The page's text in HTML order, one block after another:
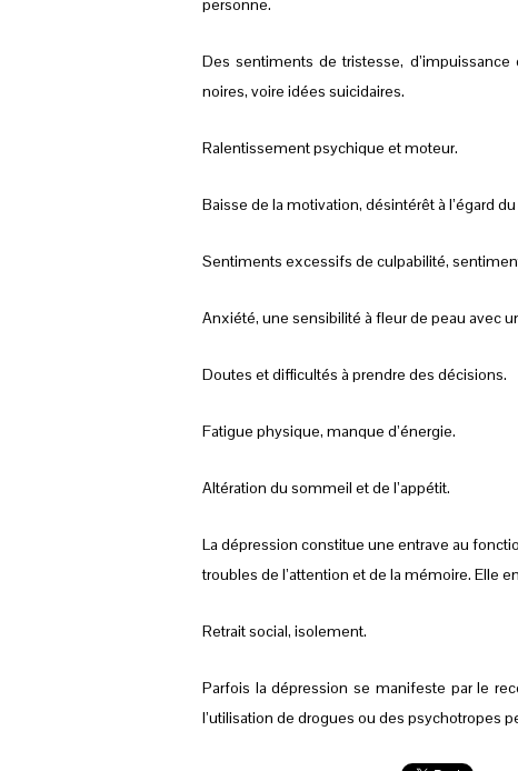
personne.
Des sentiments de tristesse,
noires, voire idées suicidaires.
Ralentissement psychique et moteur.
Baisse de la motivation, désintérêt à l’égard
Sentiments excessifs de culpabilité,
Anxiété, une sensibilité à fleur de peau avec
Doutes et difficultés à prendre des décisions.
Fatigue physique, manque d’énergie.
Altération du sommeil et de l’appétit.
La dépression constitue une entrave au
troubles de l’attention et de la mémoire. Elle
Retrait social, isolement.
Parfois la dépression se manifeste par le
l’utilisation de drogues ou des psychotropes